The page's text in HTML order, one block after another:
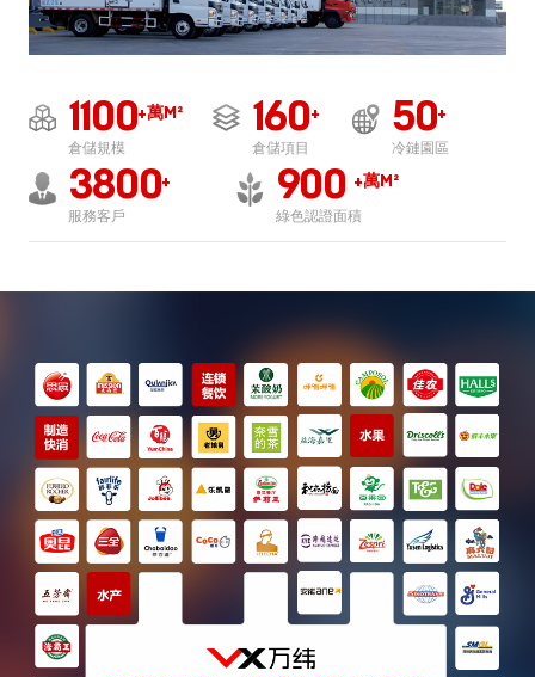
1100+萬M²
倉儲規模
160+
倉儲項目
50+
冷鏈園區
3800+
服務客戶
900 +萬M²
綠色認證面積